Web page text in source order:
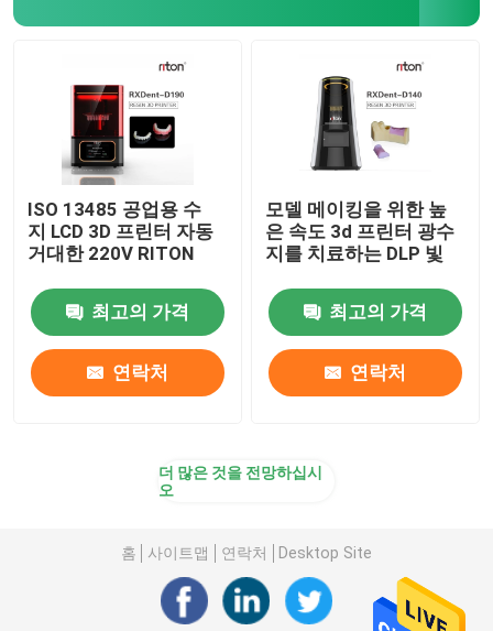
ISO 13485 공업용 수
지 LCD 3D 프린터 자동
거대한 220V RITON
최고의 가격
연락처
모델 메이킹을 위한 높
은 속도 3d 프린터 광수
지를 치료하는 DLP 빛
최고의 가격
연락처
더 많은 것을 전망하십시
오
홈 사이트맵 연락처 Desktop Site